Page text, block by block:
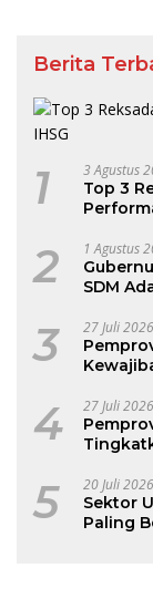
Berita
1 3 Agustus
Top 3
2 1 Agustus
SDM
3 27 Juli 2026
4 27 Juli 2026
5 20 Juli 2026
Sektor
Paling